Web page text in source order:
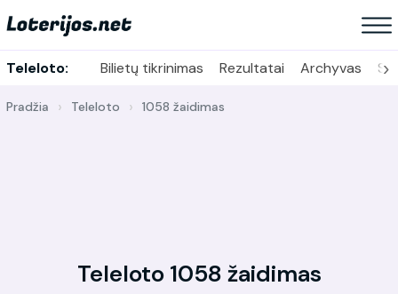
Teleloto: Bilietų tikrinimas Rezultatai Archyvas ›
Pradžia Teleloto 1058 žaidimas
Teleloto 1058 žaidimas